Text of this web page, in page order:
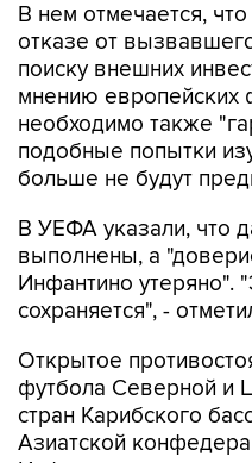
В нем отмечается,
отказе от
поиску внешних
мнению европейских
необходимо также
подобные попытки
больше не будут
В УЕФА указали, что
выполнены, а
Инфантино утеряно".
сохраняется", -
Открытое
футбола Северной и
стран Карибского
Азиатской